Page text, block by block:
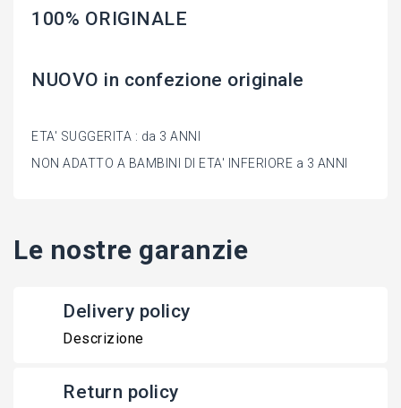
100% ORIGINALE
NUOVO in confezione originale
ETA' SUGGERITA : da 3 ANNI
NON ADATTO A BAMBINI DI ETA' INFERIORE a 3 ANNI
Le nostre garanzie
Delivery policy
Descrizione
Return policy